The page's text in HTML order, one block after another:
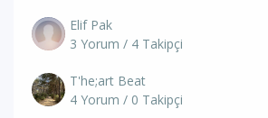
Elif Pak
3 Yorum / 4 Takipçi
T'he;art Beat
4 Yorum / 0 Takipçi